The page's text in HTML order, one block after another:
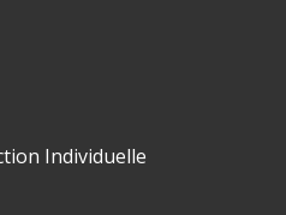
Individuelle